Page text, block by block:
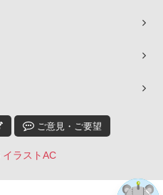
ご意見・ご要望
イラストAC